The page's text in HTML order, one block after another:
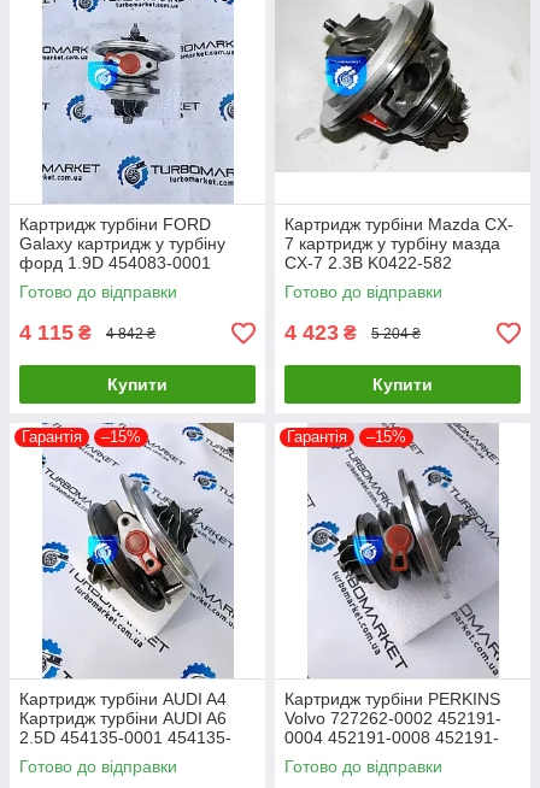
Картридж турбіни FORD
Galaxy картридж у турбіну
форд 1.9D 454083-0001
454065-0002 454082-0001
454097-1
Готово до відправки
4 115 ₴ 4 842 ₴
Купити
Картридж турбіни Mazda CX-
7 картридж у турбіну мазда
CX-7 2.3B K0422-582
K0422582 L3M713700C
L3M713700D
Готово до відправки
4 423 ₴ 5 204 ₴
Купити
Гарантія –15%
Картридж турбіни AUDI A4
Картридж турбіни AUDI A6
2.5D 454135-0001 454135-
0006 059145701G
059145701GX
Готово до відправки
Гарантія –15%
Картридж турбіни PERKINS
Volvo 727262-0002 452191-
0004 452191-0008 452191-
0005 452191-0006 452222
Готово до відправки